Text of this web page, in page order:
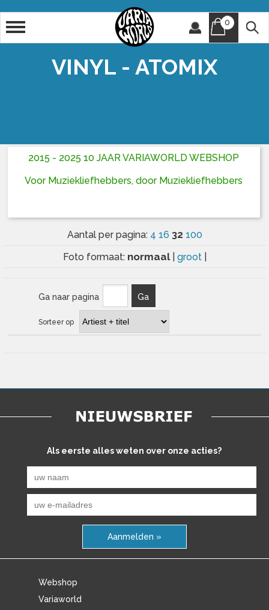
0
VINYL - ATOMIX
2015 - 2025 10 JAAR VARIAWORLD WEBSHOP
Voor Muziekliefhebbers, door Muziekliefhebbers
Aantal per pagina: 4 16 32 100
Foto formaat: normaal groot
Ga naar pagina Ga
Sorteer op
Als eerste alles weten over onze acties?
Aanmelden »
Webshop
Variaworld